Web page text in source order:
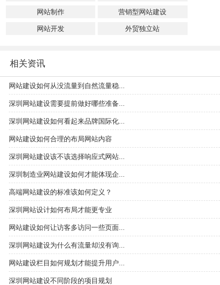
网站制作 营销型网站建设
网站开发 外贸独立站
相关资讯
网站建设如何从没流量到自然流量稳...
深圳网站建设需要提前做好哪些准备...
深圳网站建设如何看起来品牌国际化...
网站建设如何合理的布局网站内容
深圳网站建设该不该选择响应式网站...
深圳制造业网站建设如何才能体现企...
高端网站建设的标准该如何定义？
深圳网站设计如何布局才能更专业
网站建设如何让访客多访问一些页面...
深圳网站建设为什么有流量却没有询...
网站建设栏目如何规划才能提升用户...
深圳网站建设不同阶段的项目规划